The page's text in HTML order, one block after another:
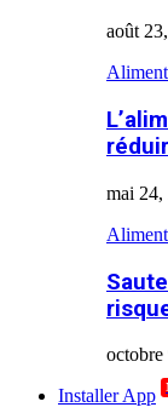
août
mai 24,
Installer App